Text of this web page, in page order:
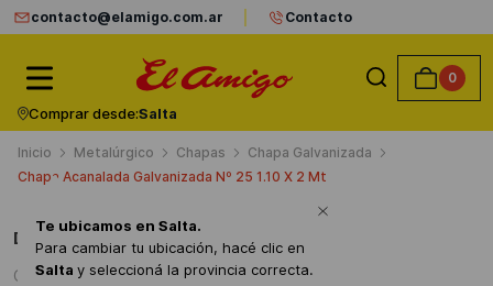
contacto@elamigo.com.ar Contacto
0
Comprar desde:Salta
Te ubicamos en Salta.
Para cambiar tu ubicación, hacé clic en
Salta y seleccioná la provincia correcta.
Metalúrgico Chapas
Chapa Galvanizada
Chapa Acanalada Galvanizada Nº 25 1.10 X 2 Mt
Detalles del producto
Chapas Galvanizadas Nº25